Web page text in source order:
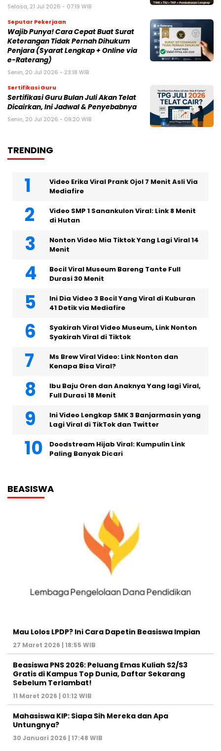
Selasa, 21 Jul 2026 - 07:19 WIB
Seputar Pekerjaan
Wajib Punya! Cara Cepat Buat Surat
Keterangan Tidak Pernah Dihukum
Penjara (Syarat Lengkap + Online via
e-Raterang)
Senin, 20 Jul 2026 - 23:18 WIB
Sertifikasi Guru
Sertifikasi Guru Bulan Juli Akan Telat
Dicairkan, Ini Jadwal & Penyebabnya
Senin, 20 Jul 2026 - 09:20 WIB
TRENDING
Video Erika Viral Prank Ojol 7 Menit Asli Via
Mediafire
Video SMP 1 Sanankulon Viral: Link 8 Menit
di Hutan
Nonton Video Mia Tiktok Yang Lagi Viral 14
Menit
Bocil Viral Museum Bareng Tante Full
Durasi 30 Menit
Ini Dia Video 3 Bocil Yang Viral di Kuburan
41 Detik via Mediafire
Syakirah Viral Video Museum, Link Nonton
Syakirah Viral di Tiktok
Ms Brew Viral Video: Link Nonton dan
Kenapa Bisa Viral?
Ibu Baju Oren dan Anaknya Yang lagi Viral,
Full Durasi 18 Menit
Ini Video Lengkap SMK 3 Banjarmasin yang
Lagi Viral di TikTok dan Twitter
Doodstream Hijab Viral: Kumpulin Link
Paling Banyak Dicari
BEASISWA
Mau Lolos LPDP? Ini Cara Dapetin Beasiswa Impian
27 Maret 2026 | 18:55 WIB
Beasiswa PNS 2026: Peluang Emas Kuliah S2/S3
Gratis di Kampus Top Dunia, Daftar Sekarang
Sebelum Terlambat!
11 Maret 2026 | 01:12 WIB
Mahasiswa KIP: Siapa Sih Mereka dan Apa
Untungnya?
30 Januari 2026 | 17:48 WIB